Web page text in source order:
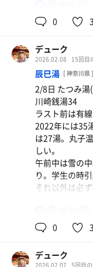
にユー鶴のサ
ワッペンや
しまう。
サ室に入ると
92℃。熱すぎず
思わせるサ室
入ってプール
ングをしてい
泳ぐ機会なん
2セット目にサ
人寄りかかっ
ている。私が
てサ室を出て
を潰す。これ
21時を過ぎて
プールは諦め
フロントでサ
1列7本くらい
ときは私が最
クキー待ちに
ど2列目まで下
余っている。
脱衣所のイン
クは空いてい
時〜20時台に
連中がいなく
1セット目。
先客5人。下段
マの香りもい
ディロンダッ
の冷たさの闘
0
デューク
2026.02.08 15回目
辰巳湯 [ 神奈川県 ]
2/8日 たつみ湯
川崎銭湯34
ラスト前は有
2022年には35
は27湯。丸子
しい。
午前中は雪の
り。学生の時
それ以外は必
いる雪が午前
京急推し湯ス
らいましたか
0
デューク
2026.02.07 5回目